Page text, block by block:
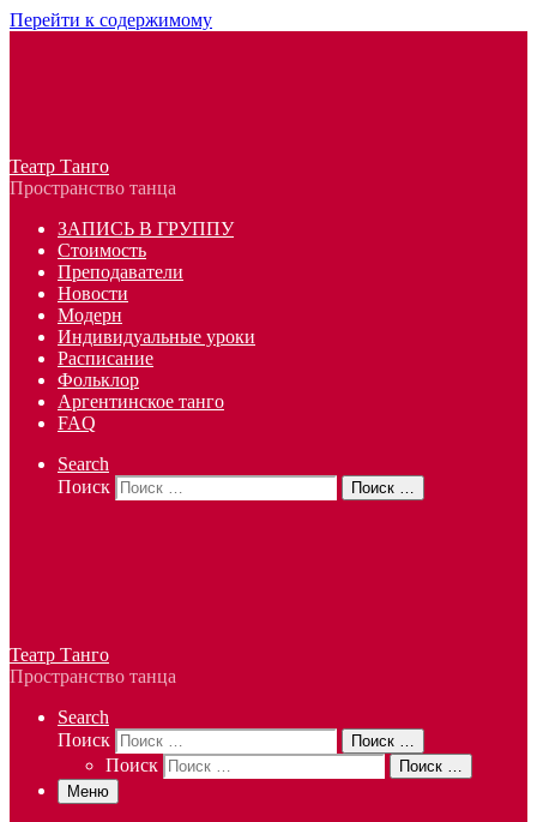
Перейти к содержимому
Театр Танго
Пространство танца
ЗАПИСЬ В ГРУППУ
Стоимость
Преподаватели
Новости
Модерн
Индивидуальные уроки
Расписание
Фольклор
Аргентинское танго
FAQ
Search
Поиск
Поиск …
Театр Танго
Пространство танца
Search
Поиск
Поиск …
Поиск
Поиск …
Меню